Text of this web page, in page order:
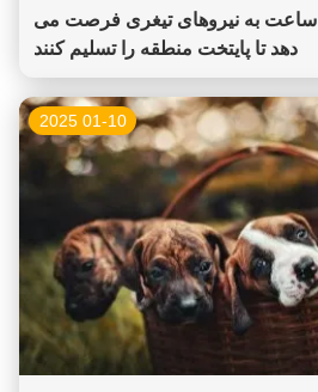
نخست وزیر اتیوپی 72 ساعت به نیروهای تیغری فرصت می
دهد تا پایتخت منطقه را تسلیم کنند
01-10 2025